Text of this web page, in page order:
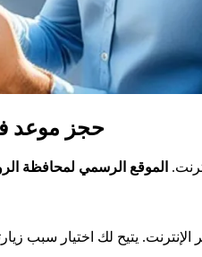
حجز موعد
الموقع الرسمي لمحافظة